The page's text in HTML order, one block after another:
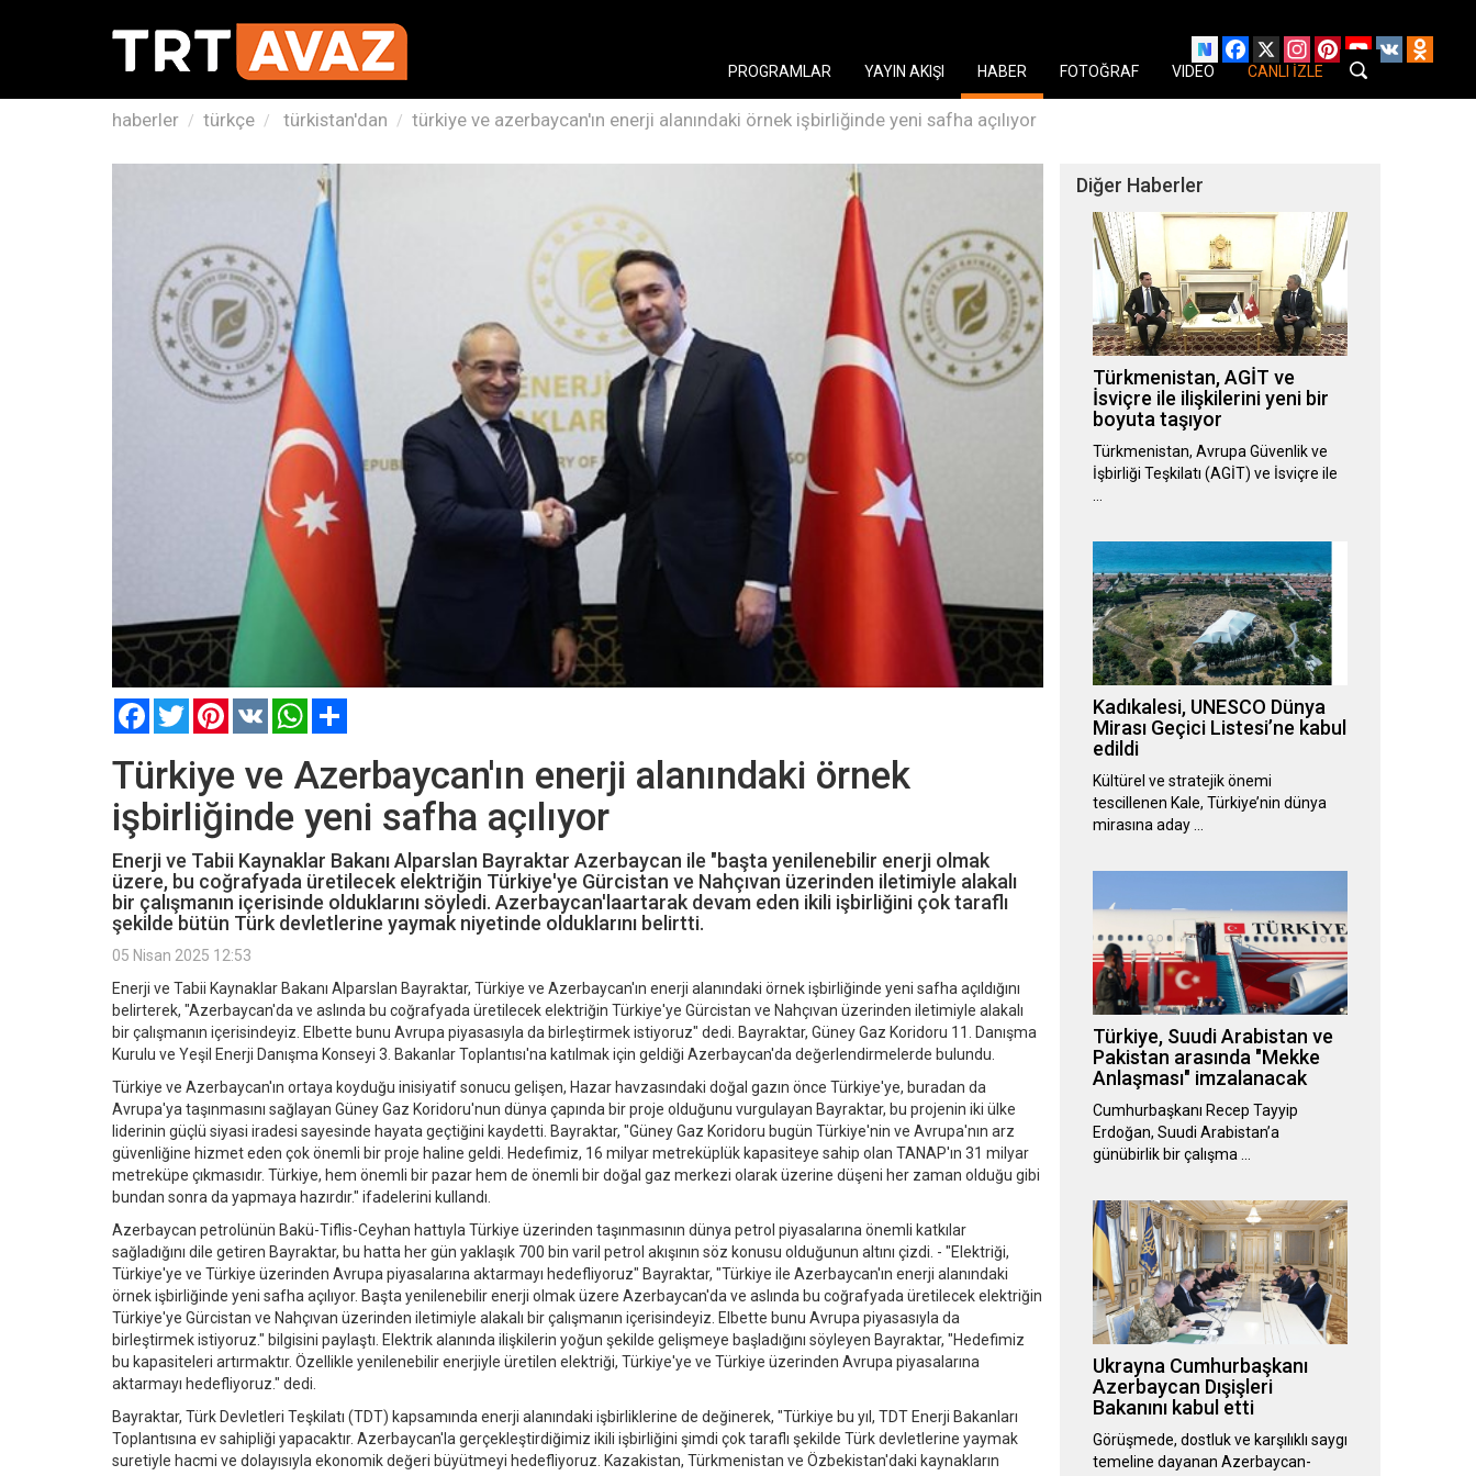
Facebook
X Instagram
PinterestYouTube
VK
PROGRAMLAR
YAYIN AKIŞI HABER FOTOĞRAF VIDEO CANLI İZLE
haberler türkçe türkistan'dan türkiye ve azerbaycan'ın enerji alanındaki örnek işbirliğinde yeni safha açılıyor
FacebookTwitterPinterest
VK WhatsApp
Türkiye ve Azerbaycan'ın enerji alanındaki örnek
işbirliğinde yeni safha açılıyor
Enerji ve Tabii Kaynaklar Bakanı Alparslan Bayraktar Azerbaycan ile "başta yenilenebilir enerji olmak
üzere, bu coğrafyada üretilecek elektriğin Türkiye'ye Gürcistan ve Nahçıvan üzerinden iletimiyle alakalı
bir çalışmanın içerisinde olduklarını söyledi. Azerbaycan'laartarak devam eden ikili işbirliğini çok taraflı
şekilde bütün Türk devletlerine yaymak niyetinde olduklarını belirtti.
05 Nisan 2025 12:53
Enerji ve Tabii Kaynaklar Bakanı Alparslan Bayraktar, Türkiye ve Azerbaycan'ın enerji alanındaki örnek işbirliğinde yeni safha açıldığını
belirterek, "Azerbaycan'da ve aslında bu coğrafyada üretilecek elektriğin Türkiye'ye Gürcistan ve Nahçıvan üzerinden iletimiyle alakalı
bir çalışmanın içerisindeyiz. Elbette bunu Avrupa piyasasıyla da birleştirmek istiyoruz" dedi. Bayraktar, Güney Gaz Koridoru 11. Danışma
Kurulu ve Yeşil Enerji Danışma Konseyi 3. Bakanlar Toplantısı'na katılmak için geldiği Azerbaycan'da değerlendirmelerde bulundu.
Türkiye ve Azerbaycan'ın ortaya koyduğu inisiyatif sonucu gelişen, Hazar havzasındaki doğal gazın önce Türkiye'ye, buradan da
Avrupa'ya taşınmasını sağlayan Güney Gaz Koridoru'nun dünya çapında bir proje olduğunu vurgulayan Bayraktar, bu projenin iki ülke
liderinin güçlü siyasi iradesi sayesinde hayata geçtiğini kaydetti. Bayraktar, "Güney Gaz Koridoru bugün Türkiye'nin ve Avrupa'nın arz
güvenliğine hizmet eden çok önemli bir proje haline geldi. Hedefimiz, 16 milyar metreküplük kapasiteye sahip olan TANAP'ın 31 milyar
metreküpe çıkmasıdır. Türkiye, hem önemli bir pazar hem de önemli bir doğal gaz merkezi olarak üzerine düşeni her zaman olduğu gibi
bundan sonra da yapmaya hazırdır." ifadelerini kullandı.
Azerbaycan petrolünün Bakü-Tiflis-Ceyhan hattıyla Türkiye üzerinden taşınmasının dünya petrol piyasalarına önemli katkılar
sağladığını dile getiren Bayraktar, bu hatta her gün yaklaşık 700 bin varil petrol akışının söz konusu olduğunun altını çizdi. - "Elektriği,
Türkiye'ye ve Türkiye üzerinden Avrupa piyasalarına aktarmayı hedefliyoruz" Bayraktar, "Türkiye ile Azerbaycan'ın enerji alanındaki
örnek işbirliğinde yeni safha açılıyor. Başta yenilenebilir enerji olmak üzere Azerbaycan'da ve aslında bu coğrafyada üretilecek elektriğin
Türkiye'ye Gürcistan ve Nahçıvan üzerinden iletimiyle alakalı bir çalışmanın içerisindeyiz. Elbette bunu Avrupa piyasasıyla da
birleştirmek istiyoruz." bilgisini paylaştı. Elektrik alanında ilişkilerin yoğun şekilde gelişmeye başladığını söyleyen Bayraktar, "Hedefimiz
bu kapasiteleri artırmaktır. Özellikle yenilenebilir enerjiyle üretilen elektriği, Türkiye'ye ve Türkiye üzerinden Avrupa piyasalarına
aktarmayı hedefliyoruz." dedi.
Bayraktar, Türk Devletleri Teşkilatı (TDT) kapsamında enerji alanındaki işbirliklerine de değinerek, "Türkiye bu yıl, TDT Enerji Bakanları
Toplantısına ev sahipliği yapacaktır. Azerbaycan'la gerçekleştirdiğimiz ikili işbirliğini şimdi çok taraflı şekilde Türk devletlerine yaymak
suretiyle hacmi ve dolayısıyla ekonomik değeri büyütmeyi hedefliyoruz. Kazakistan, Türkmenistan ve Özbekistan'daki kaynakların
Diğer Haberler
Türkmenistan, AGİT ve
İsviçre ile ilişkilerini yeni bir
boyuta taşıyor
Türkmenistan, Avrupa Güvenlik ve
İşbirliği Teşkilatı (AGİT) ve İsviçre ile
Kadıkalesi, UNESCO Dünya
Mirası Geçici Listesi’ne kabul
edildi
Kültürel ve stratejik önemi
tescillenen Kale, Türkiye’nin dünya
mirasına aday …
Türkiye, Suudi Arabistan ve
Pakistan arasında "Mekke
Anlaşması" imzalanacak
Cumhurbaşkanı Recep Tayyip
Erdoğan, Suudi Arabistan’a
günübirlik bir çalışma …
Ukrayna Cumhurbaşkanı
Azerbaycan Dışişleri
Bakanını kabul etti
Görüşmede, dostluk ve karşılıklı saygı
temeline dayanan Azerbaycan-